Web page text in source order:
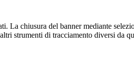
La chiusura del banner mediante
strumenti di tracciamento diversi da